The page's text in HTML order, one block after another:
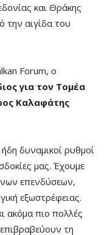
και Θράκης
την αιγίδα του
Forum, ο
για τον Τομέα
Καλαφάτης
δυναμικοί ρυθμοί
μας. Έχουμε
επενδύσεων,
εξωστρέφειας.
ακόμα πιο πολλές
τη